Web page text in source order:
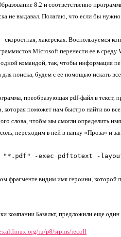
8.2 и соответственно
не выдавал. Полагаю, что если бы
скоростная, хакерская. Воспользуемся
Microsoftперенести ее в среду
командой, так, чтобы информация
для поиска, будем с ее помощью искать
преобразующаяpdf-файл в текст,
которая поможет нам быстро найти во
слова, чтобы мы смогли определить
переходим в ней в папку«Проза»и
"*.pdf" -exec pdftotext -
фрагменте видим имя героини, которой
компании Базальт, предложили еще
ru/p8/srpms/recoll